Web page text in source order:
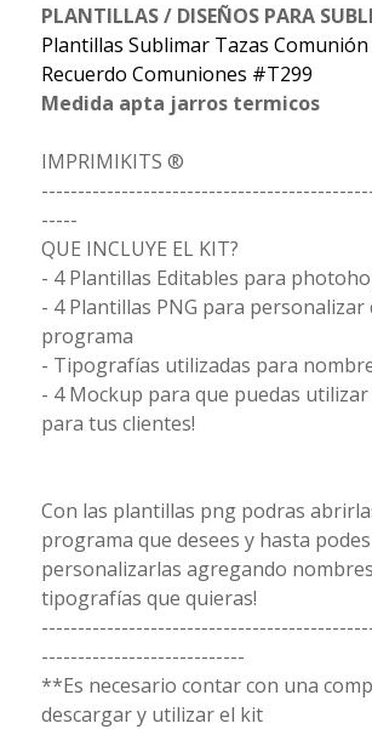
PLANTILLAS / DISEÑOS PARA
Plantillas Sublimar Tazas
Recuerdo Comuniones #T299
Medida apta jarros termicos
IMPRIMIKITS ®
-----
QUE INCLUYE EL KIT?
- 4 Plantillas Editables para
- 4 Plantillas PNG para personalizar
programa
- Tipografías utilizadas para
- 4 Mockup para que puedas
para tus clientes!
Con las plantillas png podras
programa que desees y hasta podes
personalizarlas agregando
tipografías que quieras!
----------------------------
**Es necesario contar con una
descargar y utilizar el kit